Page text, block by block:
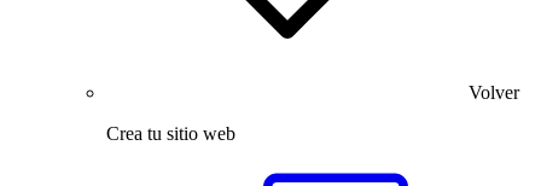
Volver
Crea tu sitio web